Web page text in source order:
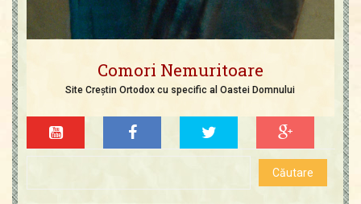
Comori Nemuritoare
Site Creștin Ortodox cu specific al Oastei Domnului